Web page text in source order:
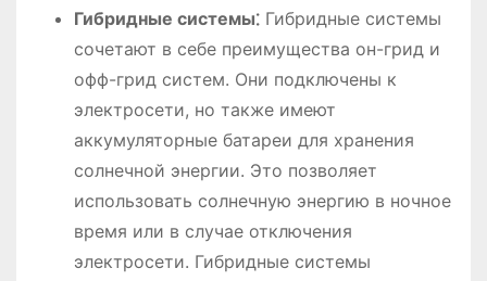
Гибридные системы⁚Гибридные системы
сочетают в себе преимущества он-грид и
офф-грид систем. Они подключены к
электросети, но также имеют
аккумуляторные батареи для хранения
солнечной энергии. Это позволяет
использовать солнечную энергию в ночное
время или в случае отключения
электросети. Гибридные системы